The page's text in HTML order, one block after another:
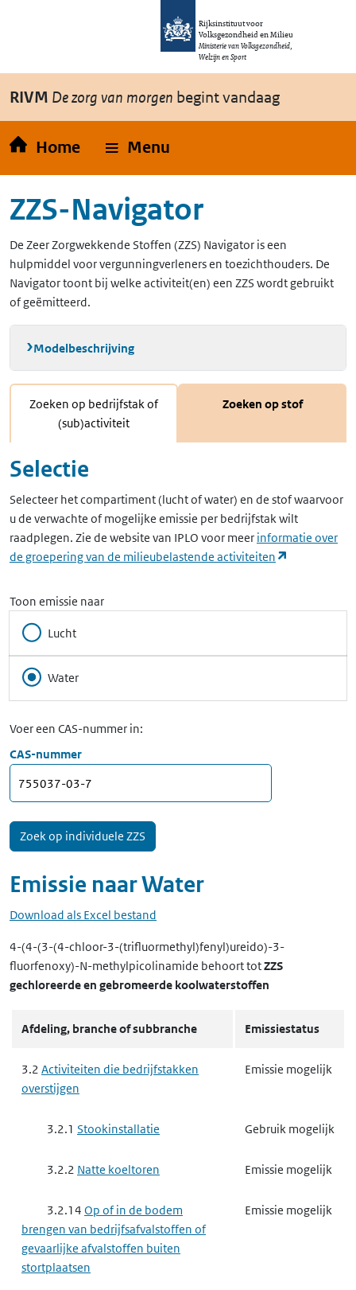
Overslaan en naar de inhoud gaan
Rijksinstituut voor
Volksgezondheid en Milieu
Ministerie van Volksgezondheid,
Welzijn en Sport
RIVM De zorg van morgen begint vandaag
Home Menu
ZZS-Navigator
De Zeer Zorgwekkende Stoffen (ZZS) Navigator is een
hulpmiddel voor vergunningverleners en toezichthouders. De
Navigator toont bij welke activiteit(en) een ZZS wordt gebruikt
of geëmitteerd.
Modelbeschrijving
Zoeken op bedrijfstak of
(sub)activiteit
Zoeken op stof
Selectie
Selecteer het compartiment (lucht of water) en de stof waarvoor
u de verwachte of mogelijke emissie per bedrijfstak wilt
raadplegen. Zie de website van IPLO voor meer informatie over
de groepering van de milieubelastende activiteiten
Toon emissie naar
Lucht
Water
Voer een CAS-nummer in:
CAS-nummer
Emissie naarWater
Download als Excel bestand
4-(4-(3-(4-chloor-3-(trifluormethyl)fenyl)ureido)-3-
fluorfenoxy)-N-methylpicolinamide behoort totZZS
gechloreerde en gebromeerde koolwaterstoffen
Afdeling, branche of subbranche Emissiestatus
3.2 Activiteiten die bedrijfstakken
overstijgen
Emissie mogelijk
3.2.1 Stookinstallatie Gebruik mogelijk
3.2.2 Natte koeltoren Emissie mogelijk
3.2.14 Op of in de bodem
brengen van bedrijfsafvalstoffen of
gevaarlijke afvalstoffen buiten
stortplaatsen
Emissie mogelijk